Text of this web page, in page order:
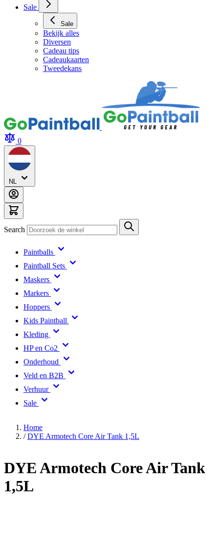
Sale
Sale
Bekijk alles
Diversen
Cadeau tips
Cadeaukaarten
Tweedekans
0
NL
Search
Paintballs
Paintball Sets
Maskers
Markers
Hoppers
Kids Paintball
Kleding
HP en Co2
Onderhoud
Veld en B2B
Verhuur
Sale
Home
/ DYE Armotech Core Air Tank 1,5L
DYE Armotech Core Air Tank
1,5L